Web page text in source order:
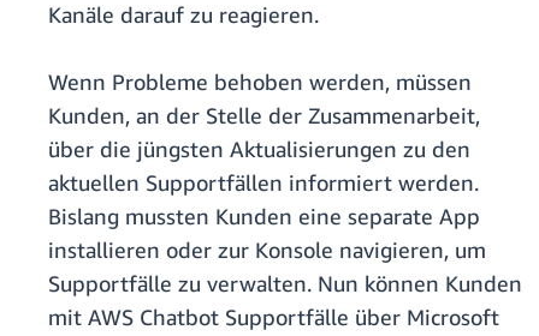
Kanäle darauf zu reagieren.
Wenn Probleme behoben werden, müssen
Kunden, an der Stelle der Zusammenarbeit,
über die jüngsten Aktualisierungen zu den
aktuellen Supportfällen informiert werden.
Bislang mussten Kunden eine separate App
installieren oder zur Konsole navigieren, um
Supportfälle zu verwalten. Nun können Kunden
mit AWS Chatbot Supportfälle über Microsoft